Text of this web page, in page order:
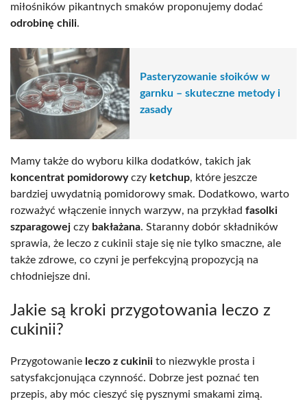
miłośników pikantnych smaków proponujemy dodać
odrobinę chili.
Pasteryzowanie słoików w
garnku – skuteczne metody i
zasady
Mamy także do wyboru kilka dodatków, takich jak
koncentrat pomidorowyczy ketchup, które jeszcze
bardziej uwydatnią pomidorowy smak. Dodatkowo, warto
rozważyć włączenie innych warzyw, na przykład fasolki
szparagowej czy bakłażana. Staranny dobór składników
sprawia, że leczo z cukinii staje się nie tylko smaczne, ale
także zdrowe, co czyni je perfekcyjną propozycją na
chłodniejsze dni.
Jakie są kroki przygotowania leczo z
cukinii?
Przygotowanie leczo z cukinii to niezwykle prosta i
satysfakcjonująca czynność. Dobrze jest poznać ten
przepis, aby móc cieszyć się pysznymi smakami zimą.